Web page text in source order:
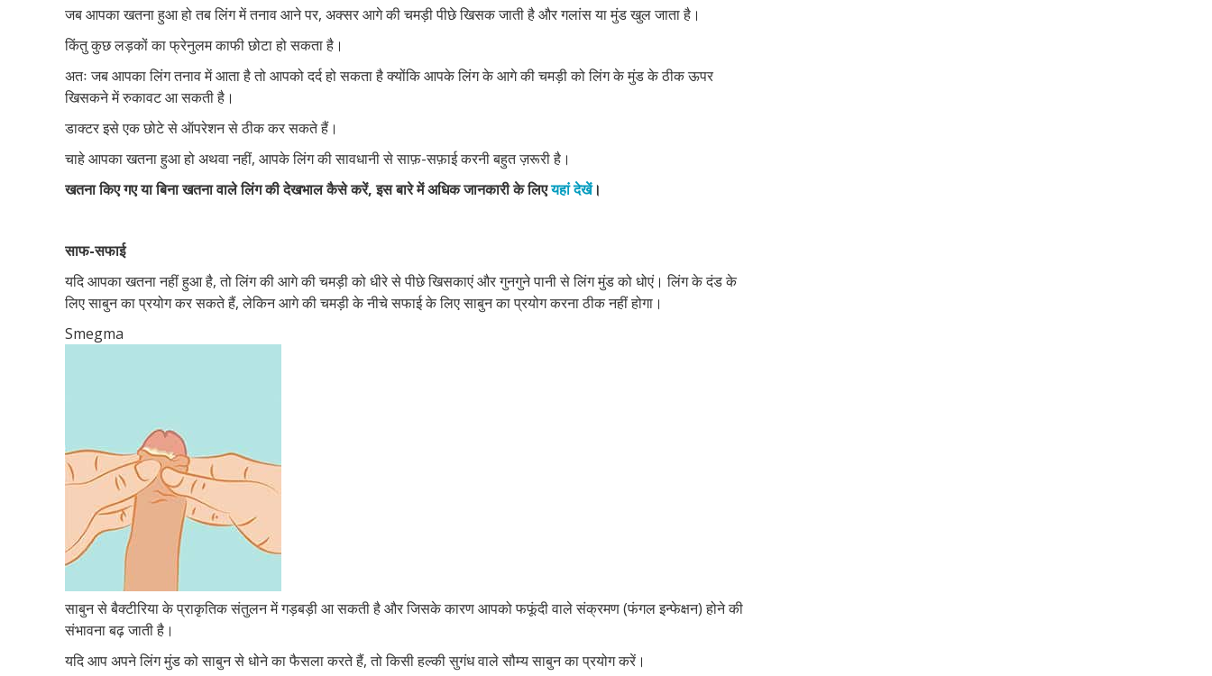
जब आपका खतना हुआ हो तब लिंग में तनाव आने पर, अक्सर आगे की चमड़ी पीछे खिसक जाती है और गलांस या मुंड खुल जाता है।
किंतु कुछ लड़कों का फ्रेनुलम काफी छोटा हो सकता है।
अतः जब आपका लिंग तनाव में आता है तो आपको दर्द हो सकता है क्योंकि आपके लिंग के आगे की चमड़ी को लिंग के मुंड के ठीक ऊपर
खिसकने में रुकावट आ सकती है।
डाक्टर इसे एक छोटे से ऑपरेशन से ठीक कर सकते हैं।
चाहे आपका खतना हुआ हो अथवा नहीं, आपके लिंग की सावधानी से साफ़-सफ़ाई करनी बहुत ज़रूरी है।
खतना किए गए या बिना खतना वाले लिंग की देखभाल कैसे करें, इस बारे में अधिक जानकारी के लिएयहां देखें।
साफ-सफाई
यदि आपका खतना नहीं हुआ है, तो लिंग की आगे की चमड़ी को धीरे से पीछे खिसकाएं और गुनगुने पानी से लिंग मुंड को धोएं। लिंग के दंड के
लिए साबुन का प्रयोग कर सकते हैं, लेकिन आगे की चमड़ी के नीचे सफाई के लिए साबुन का प्रयोग करना ठीक नहीं होगा।
Smegma
साबुन से बैक्टीरिया के प्राकृतिक संतुलन में गड़बड़ी आ सकती है और जिसके कारण आपको फफूंदी वाले संक्रमण (फंगल इन्फेक्षन) होने की
संभावना बढ़ जाती है।
यदि आप अपने लिंग मुंड को साबुन से धोने का फैसला करते हैं, तो किसी हल्की सुगंध वाले सौम्य साबुन का प्रयोग करें।